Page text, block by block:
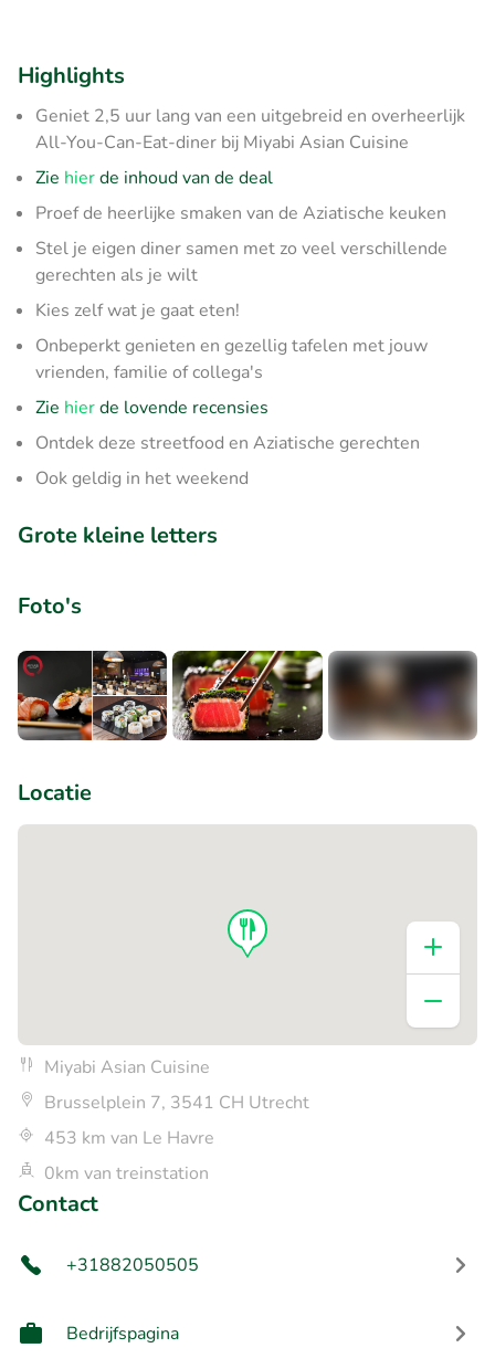
Highlights
Geniet 2,5 uur lang van een uitgebreid en overheerlijk
All-You-Can-Eat-diner bij Miyabi Asian Cuisine
Zie hierde inhoud van de deal
Proef de heerlijke smaken van de Aziatische keuken
Stel je eigen diner samen met zo veel verschillende
gerechten als je wilt
Kies zelf wat je gaat eten!
Onbeperkt genieten en gezellig tafelen met jouw
vrienden, familie of collega's
Zie hierde lovende recensies
Ontdek deze streetfood en Aziatische gerechten
Ook geldig in het weekend
Grote kleine letters
Foto's
Locatie
Miyabi Asian Cuisine
Brusselplein 7, 3541 CH Utrecht
453 km van Le Havre
0km van treinstation
Contact
+31882050505
Bedrijfspagina